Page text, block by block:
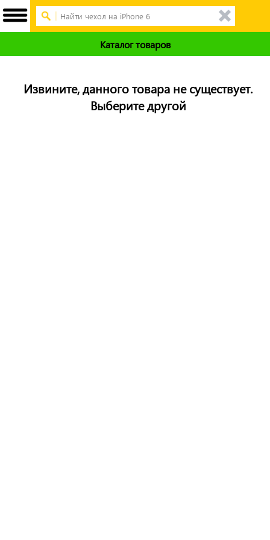
Каталог товаров
Извините, данного товара не существует.
Выберите другой